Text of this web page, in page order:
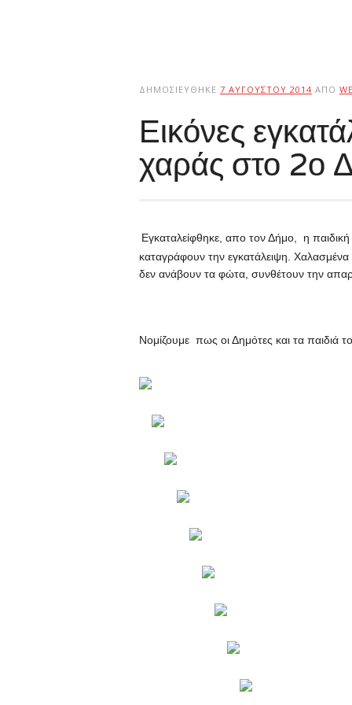
ΔΗΜΟΣΙΕΎΘΗΚΕ 7 ΑΥΓΟΎΣΤΟΥ 2014 ΑΠΌ
Εικόνες
χαράς στο 2ο
Εγκαταλείφθηκε, απο τον Δήμο, η
καταγράφουν την εγκατάλειψη. Χαλασμένα
δεν ανάβουν τα φώτα, συνθέτουν την
Νομίζουμε πως οι Δημότες και τα παιδιά